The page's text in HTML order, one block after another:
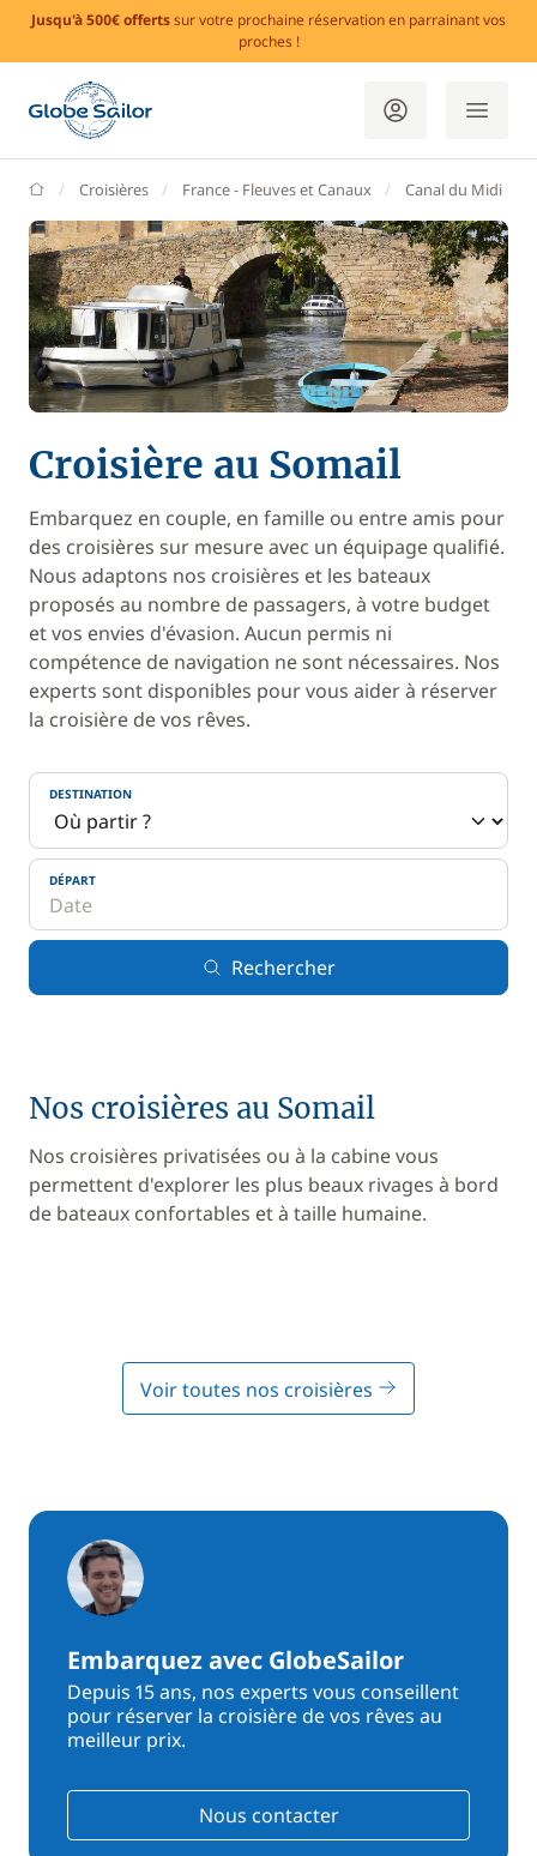
Jusqu'à 500€ offertssur votre prochaine réservation en parrainant vos
proches !
GlobeSailor
Croisières France - Fleuves et Canaux Canal du Midi
Croisière au Somail
Embarquez en couple, en famille ou entre amis pour
des croisières sur mesure avec un équipage qualifié.
Nous adaptons nos croisières et les bateaux
proposés au nombre de passagers, à votre budget
et vos envies d'évasion. Aucun permis ni
compétence de navigation ne sont nécessaires. Nos
experts sont disponibles pour vous aider à réserver
la croisière de vos rêves.
DESTINATION
DÉPART
Rechercher
Nos croisières au Somail
Nos croisières privatisées ou à la cabine vous
permettent d'explorer les plus beaux rivages à bord
de bateaux confortables et à taille humaine.
Voir toutes nos croisières
Embarquez avec GlobeSailor
Depuis 15 ans, nos experts vous conseillent
pour réserver la croisière de vos rêves au
meilleur prix.
Nous contacter